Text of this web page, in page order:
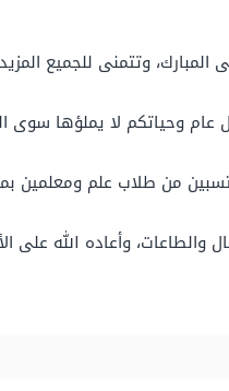
وتتمنى للجميع
وحياتكم لا يملؤها سوى
من طلاب علم ومعلمين
وأعاده الله على